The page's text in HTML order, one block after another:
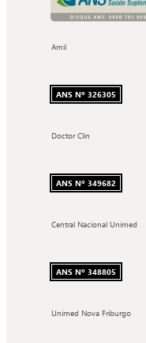
Amil
ANS Nº 326305
Doctor Clin
ANS Nº 349682
Central Nacional Unimed
ANS Nº 348805
Unimed Nova Friburgo